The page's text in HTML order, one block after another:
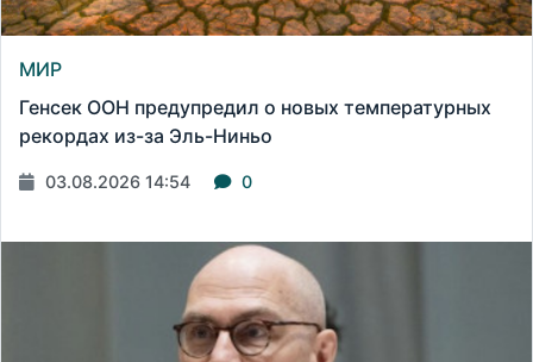
МИР
Генсек ООН предупредил о новых температурных
рекордах из-за Эль-Ниньо
03.08.2026 14:54 0